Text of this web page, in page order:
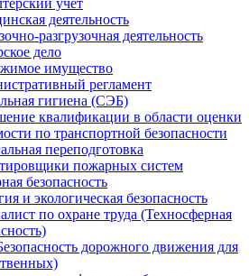
учет
деятельность
разгрузочная деятельность
дело
имущество
регламент
гигиена (СЭБ)
квалификации в области оценки
по транспортной безопасности
переподготовка
пожарных систем
безопасность
и экологическая безопасность
по охране труда (Техносферная
дорожного движения для